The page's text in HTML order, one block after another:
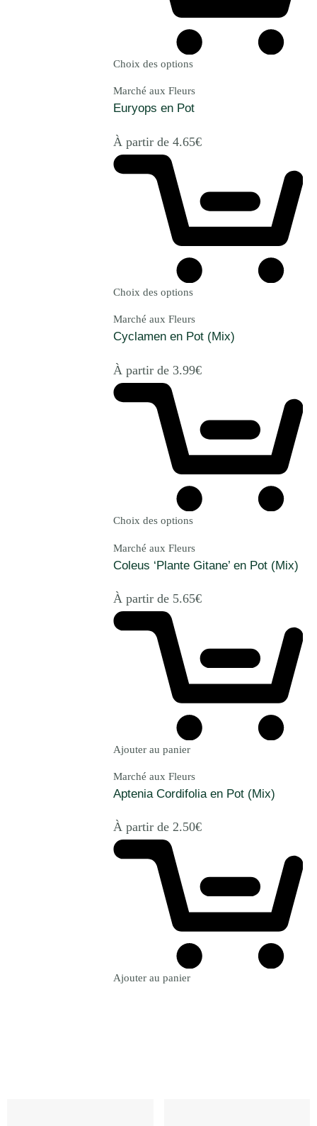
Choix des options
Marché aux Fleurs
Euryops en Pot
À partir de 4.65€
Choix des options
Marché aux Fleurs
Cyclamen en Pot (Mix)
À partir de 3.99€
Choix des options
Marché aux Fleurs
Coleus ‘Plante Gitane’ en Pot (Mix)
À partir de 5.65€
Ajouter au panier
Marché aux Fleurs
Aptenia Cordifolia en Pot (Mix)
À partir de 2.50€
Ajouter au panier